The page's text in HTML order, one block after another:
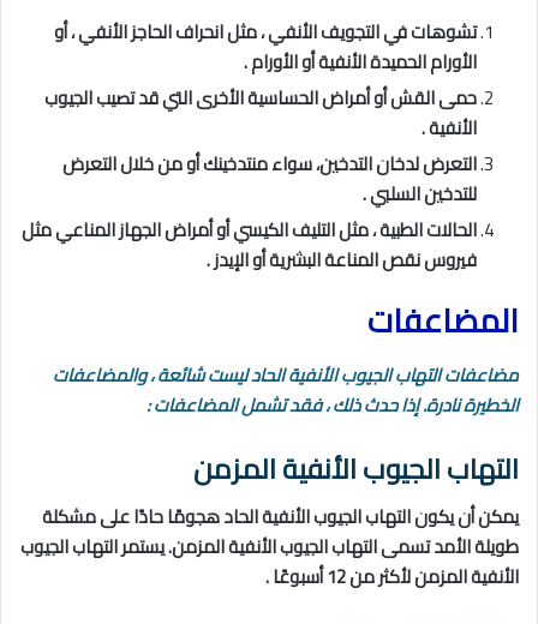
تشوهات في التجويف الأنفي ، مثل انحراف الحاجز الأنفي ، أو
الأورام الحميدة الأنفية أو الأورام .
حمى القش أو أمراض الحساسية الأخرى التي قد تصيب الجيوب
الأنفية .
التعرض لدخان التدخين، سواء منتدخينك أو من خلال التعرض
للتدخين السلبي .
الحالات الطبية ، مثل التليف الكيسي أو أمراض الجهاز المناعي مثل
فيروس نقص المناعة البشرية أو الإيدز .
المضاعفات
مضاعفات التهاب الجيوب الأنفية الحاد ليست شائعة ، والمضاعفات
الخطيرة نادرة. إذا حدث ذلك ، فقد تشمل المضاعفات :
التهاب الجيوب الأنفية المزمن
يمكن أن يكون التهاب الجيوب الأنفية الحاد هجومًا حادًا على مشكلة
طويلة الأمد تسمى التهاب الجيوب الأنفية المزمن. يستمر التهاب الجيوب
الأنفية المزمن لأكثر من 12 أسبوعًا .